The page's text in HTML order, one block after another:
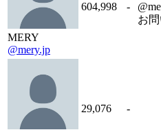
MERY
@mery.jp
604,998 -
お
29,076 -